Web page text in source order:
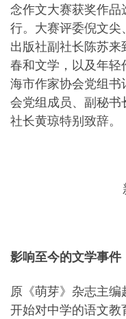
念作文大赛获奖作
行。大赛评委倪文
出版社副社长陈苏
春和文学，以及年
海市作家协会党组
会党组成员、副秘书
社长黄琼特别致辞。
影响至今的文学事件
原《萌芽》杂志主编
开始对中学的语文